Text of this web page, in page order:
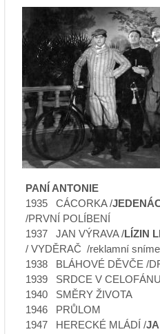
PANÍ ANTONIE
1935 CÁCORKA /
/PRVNÍ POLÍBENÍ
1937 JAN VÝRAVA /LÍZIN
/ VYDĚRAČ /reklamní
1938 BLÁHOVÉ DĚVČE /
1939 SRDCE V
1940 SMĚRY ŽIVOTA
1946 PRŮLOM
1947 HERECKÉ MLÁDÍ /